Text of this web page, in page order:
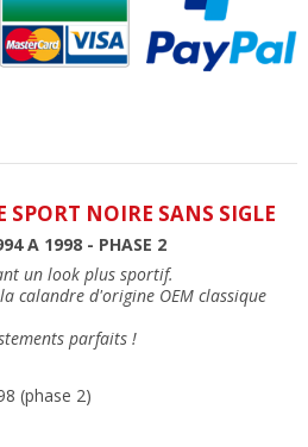
SPORT NOIRE SANS SIGLE
A 1998 - PHASE 2
un look plus sportif.
calandre d'origine OEM classique
parfaits !
(phase 2)